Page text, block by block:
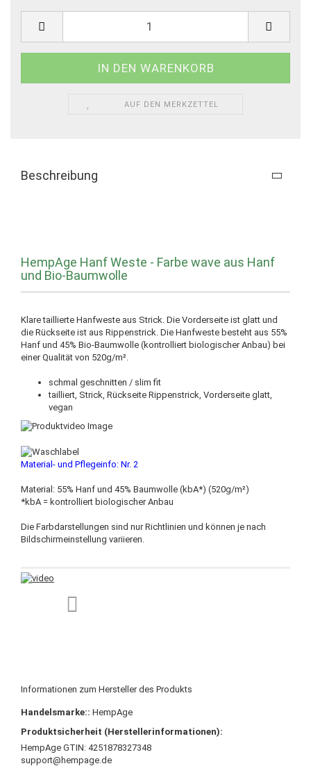
AUF DEN MERKZETTEL
Beschreibung
HempAge Hanf Weste - Farbe wave aus Hanf
und Bio-Baumwolle
Klare taillierte Hanfweste aus Strick. Die Vorderseite ist glatt und
die Rückseite ist aus Rippenstrick. Die Hanfweste besteht aus 55%
Hanf und 45% Bio-Baumwolle (kontrolliert biologischer Anbau) bei
einer Qualität von 520g/m².
schmal geschnitten / slim fit
tailliert, Strick, Rückseite Rippenstrick, Vorderseite glatt,
vegan
Material- und Pflegeinfo: Nr. 2
Material: 55% Hanf und 45% Baumwolle (kbA*) (520g/m²)
*kbA = kontrolliert biologischer Anbau
Die Farbdarstellungen sind nur Richtlinien und können je nach
Bildschirmeinstellung variieren.
Informationen zum Hersteller des Produkts
Handelsmarke:: HempAge
Produktsicherheit (Herstellerinformationen):
HempAge GTIN: 4251878327348
support@hempage.de